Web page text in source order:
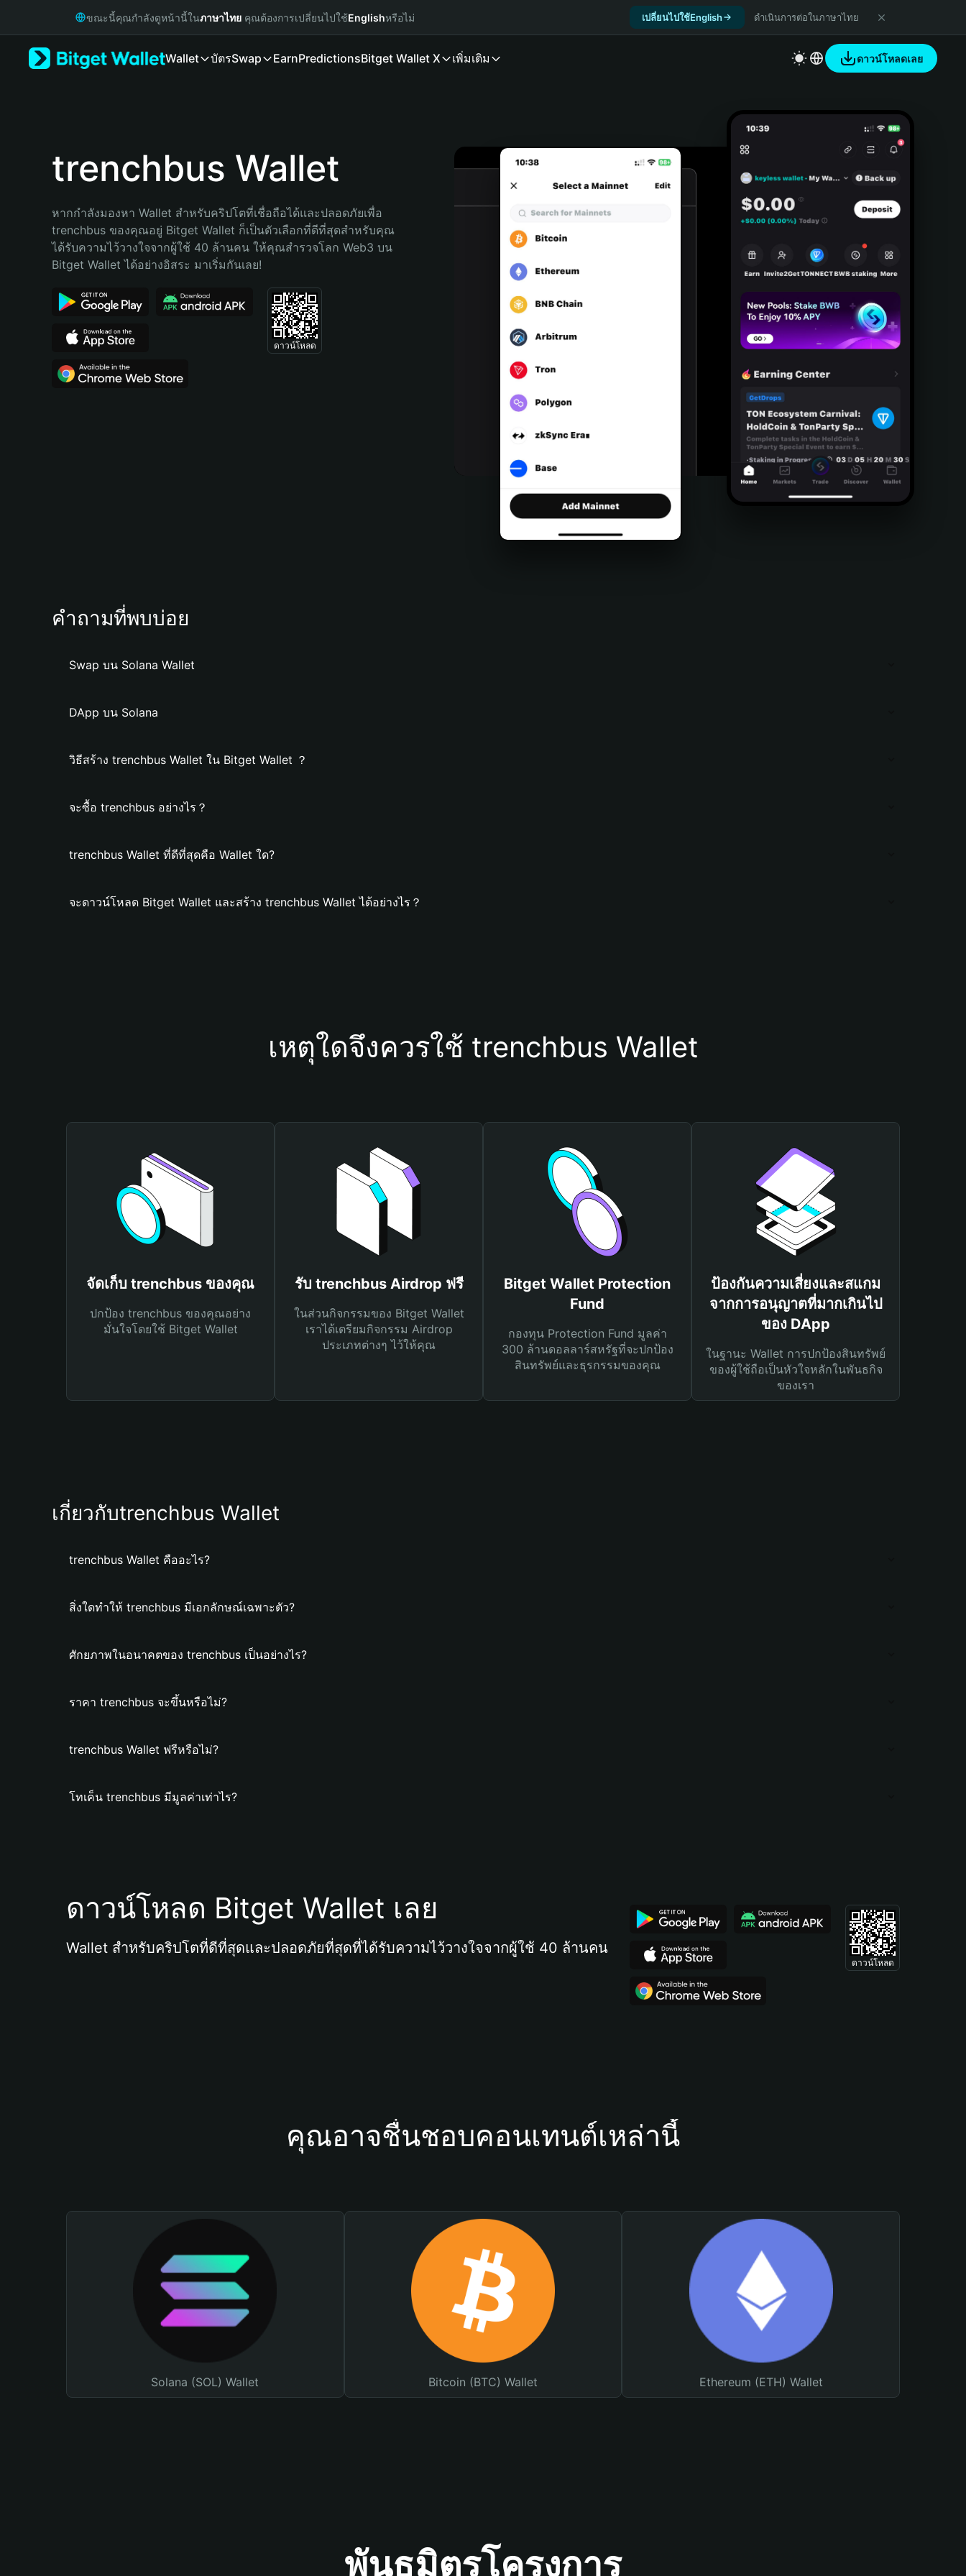
Русский
Bahasa Indonesia
Português (Brasil)
ขณะนี้คุณกำลังดูหน้านี้ในภาษาไทย คุณต้องการเปลี่ยนไปใช้Englishหรือไม่ เปลี่ยนไปใช้English ดำเนินการต่อในภาษาไทย
Wallet บัตรSwap EarnPredictionsBitget Wallet X เพิ่มเติม ดาวน์โหลดเลย
trenchbus Wallet
หากกำลังมองหา Wallet สำหรับคริปโตที่เชื่อถือได้และปลอดภัยเพื่อ
trenchbus ของคุณอยู่ Bitget Wallet ก็เป็นตัวเลือกที่ดีที่สุดสำหรับคุณ
ได้รับความไว้วางใจจากผู้ใช้ 40 ล้านคน ให้คุณสำรวจโลก Web3 บน
Bitget Wallet ได้อย่างอิสระ มาเริ่มกันเลย!
ดาวน์โหลด
คำถามที่พบบ่อย
Swap บน Solana Wallet
DApp บน Solana
วิธีสร้าง trenchbus Wallet ใน Bitget Wallet ？
จะซื้อ trenchbus อย่างไร？
trenchbus Wallet ที่ดีที่สุดคือ Wallet ใด?
จะดาวน์โหลด Bitget Wallet และสร้าง trenchbus Wallet ได้อย่างไร？
เหตุใดจึงควรใช้ trenchbus Wallet
จัดเก็บ trenchbus ของคุณ
ปกป้อง trenchbus ของคุณอย่าง
มั่นใจโดยใช้ Bitget Wallet
รับ trenchbus Airdrop ฟรี
ในส่วนกิจกรรมของ Bitget Wallet
เราได้เตรียมกิจกรรม Airdrop
ประเภทต่างๆ ไว้ให้คุณ
Bitget Wallet Protection
Fund
กองทุน Protection Fund มูลค่า
300 ล้านดอลลาร์สหรัฐที่จะปกป้อง
สินทรัพย์และธุรกรรมของคุณ
ป้องกันความเสี่ยงและสแกม
จากการอนุญาตที่มากเกินไป
ของ DApp
ในฐานะ Wallet การปกป้องสินทรัพย์
ของผู้ใช้ถือเป็นหัวใจหลักในพันธกิจ
ของเรา
เกี่ยวกับtrenchbus Wallet
trenchbus Wallet คืออะไร?
สิ่งใดทำให้ trenchbus มีเอกลักษณ์เฉพาะตัว?
ศักยภาพในอนาคตของ trenchbus เป็นอย่างไร?
ราคา trenchbus จะขึ้นหรือไม่?
trenchbus Wallet ฟรีหรือไม่?
โทเค็น trenchbus มีมูลค่าเท่าไร?
ดาวน์โหลด Bitget Wallet เลย
Wallet สำหรับคริปโตที่ดีที่สุดและปลอดภัยที่สุดที่ได้รับความไว้วางใจจากผู้ใช้ 40 ล้านคน
ดาวน์โหลด
คุณอาจชื่นชอบคอนเทนต์เหล่านี้
Solana (SOL) Wallet Bitcoin (BTC) Wallet Ethereum (ETH) Wallet
พันธมิตรโครงการ